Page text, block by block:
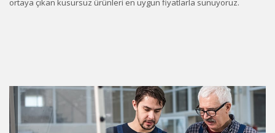
ortaya çıkan kusursuz ürünleri en uygun fiyatlarla sunuyoruz.